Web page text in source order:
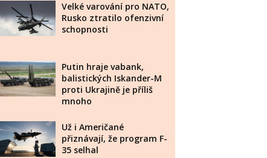
Velké varování pro NATO,
Rusko ztratilo ofenzivní
schopnosti
Putin hraje vabank,
balistických Iskander-M
proti Ukrajině je příliš
mnoho
Už i Američané
přiznávají, že program F-
35 selhal